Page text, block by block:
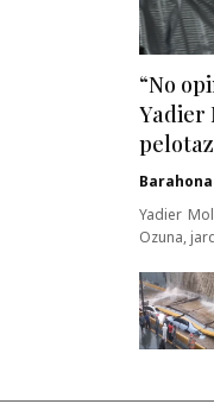
“No
Yadier
Yadier
Ozuna,